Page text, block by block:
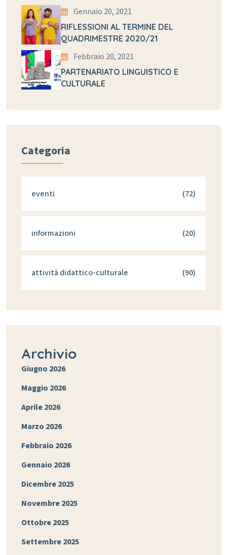
Gennaio 20, 2021
RIFLESSIONI AL TERMINE DEL
QUADRIMESTRE 2020/21
Febbraio 20, 2021
PARTENARIATO LINGUISTICO E
CULTURALE
Categoria
eventi (72)
informazioni (20)
attività didattico-culturale (90)
Archivio
Giugno 2026
Maggio 2026
Aprile 2026
Marzo 2026
Febbraio 2026
Gennaio 2026
Dicembre 2025
Novembre 2025
Ottobre 2025
Settembre 2025